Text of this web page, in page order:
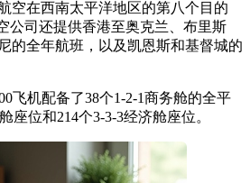
在西南太平洋地区的第八个目的
公司还提供香港至奥克兰、布里斯
的全年航班，以及凯恩斯和基督城的
机配备了38个1-2-1商务舱的全平
座位和214个3-3-3经济舱座位。